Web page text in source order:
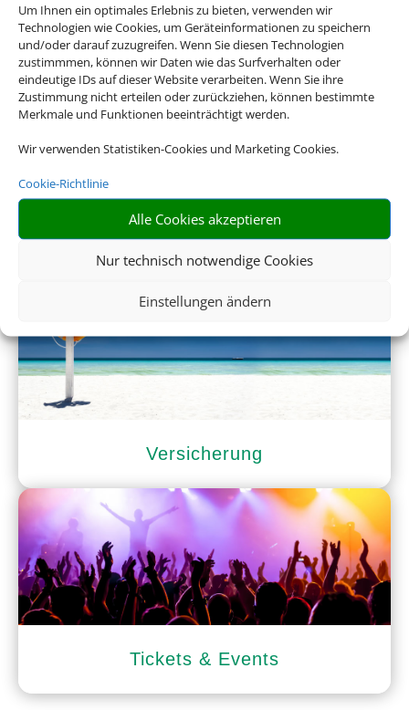
Um Ihnen ein optimales Erlebnis zu bieten, verwenden wir
Technologien wie Cookies, um Geräteinformationen zu speichern
und/oder darauf zuzugreifen. Wenn Sie diesen Technologien
zustimmmen, können wir Daten wie das Surfverhalten oder
eindeutige IDs auf dieser Website verarbeiten. Wenn Sie ihre
Zustimmung nicht erteilen oder zurückziehen, können bestimmte
Merkmale und Funktionen beeinträchtigt werden.
Wir verwenden Statistiken-Cookies und Marketing Cookies.
Cookie-Richtlinie
Alle Cookies akzeptieren
Nur technisch notwendige Cookies
Einstellungen ändern
Hotel und Bahn
Versicherung
Tickets & Events